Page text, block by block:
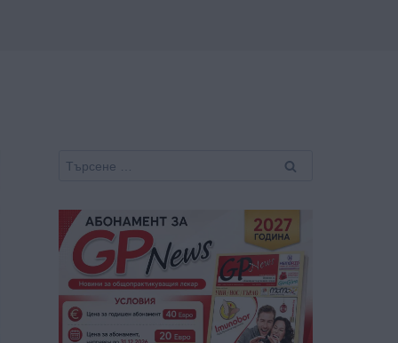
Търсене